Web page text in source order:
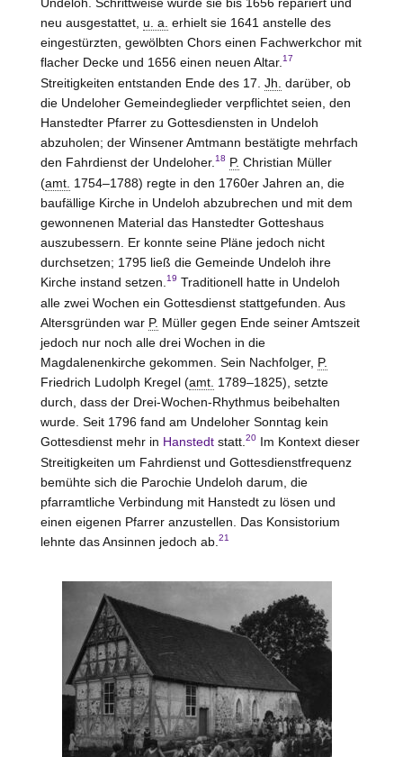
Undeloh. Schrittweise wurde sie bis 1656 repariert und
neu ausgestattet, u. a. erhielt sie 1641 anstelle des
eingestürzten, gewölbten Chors einen Fachwerkchor mit
flacher Decke und 1656 einen neuen Altar.17
Streitigkeiten entstanden Ende des 17. Jh. darüber, ob
die Undeloher Gemeindeglieder verpflichtet seien, den
Hanstedter Pfarrer zu Gottesdiensten in Undeloh
abzuholen; der Winsener Amtmann bestätigte mehrfach
den Fahrdienst der Undeloher.18 P. Christian Müller
(amt. 1754–1788) regte in den 1760er Jahren an, die
baufällige Kirche in Undeloh abzubrechen und mit dem
gewonnenen Material das Hanstedter Gotteshaus
auszubessern. Er konnte seine Pläne jedoch nicht
durchsetzen; 1795 ließ die Gemeinde Undeloh ihre
Kirche instand setzen.19 Traditionell hatte in Undeloh
alle zwei Wochen ein Gottesdienst stattgefunden. Aus
Altersgründen war P. Müller gegen Ende seiner Amtszeit
jedoch nur noch alle drei Wochen in die
Magdalenenkirche gekommen. Sein Nachfolger, P.
Friedrich Ludolph Kregel (amt. 1789–1825), setzte
durch, dass der Drei-Wochen-Rhythmus beibehalten
wurde. Seit 1796 fand am Undeloher Sonntag kein
Gottesdienst mehr in Hanstedtstatt.20Im Kontext dieser
Streitigkeiten um Fahrdienst und Gottesdienstfrequenz
bemühte sich die Parochie Undeloh darum, die
pfarramtliche Verbindung mit Hanstedt zu lösen und
einen eigenen Pfarrer anzustellen. Das Konsistorium
lehnte das Ansinnen jedoch ab.21